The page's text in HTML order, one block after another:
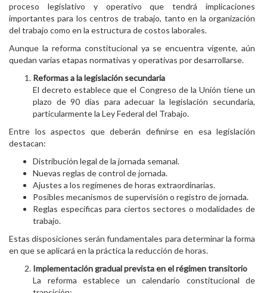
proceso legislativo y operativo que tendrá implicaciones
importantes para los centros de trabajo, tanto en la organización
del trabajo como en la estructura de costos laborales.
Aunque la reforma constitucional ya se encuentra vigente, aún
quedan varias etapas normativas y operativas por desarrollarse.
Reformas a la legislación secundaria
El decreto establece que el Congreso de la Unión tiene un
plazo de 90 días para adecuar la legislación secundaria,
particularmente la Ley Federal del Trabajo.
Entre los aspectos que deberán definirse en esa legislación
destacan:
Distribución legal de la jornada semanal.
Nuevas reglas de control de jornada.
Ajustes a los regímenes de horas extraordinarias.
Posibles mecanismos de supervisión o registro de jornada.
Reglas específicas para ciertos sectores o modalidades de
trabajo.
Estas disposiciones serán fundamentales para determinar la forma
en que se aplicará en la práctica la reducción de horas.
Implementación gradual prevista en el régimen transitorio
La reforma establece un calendario constitucional de